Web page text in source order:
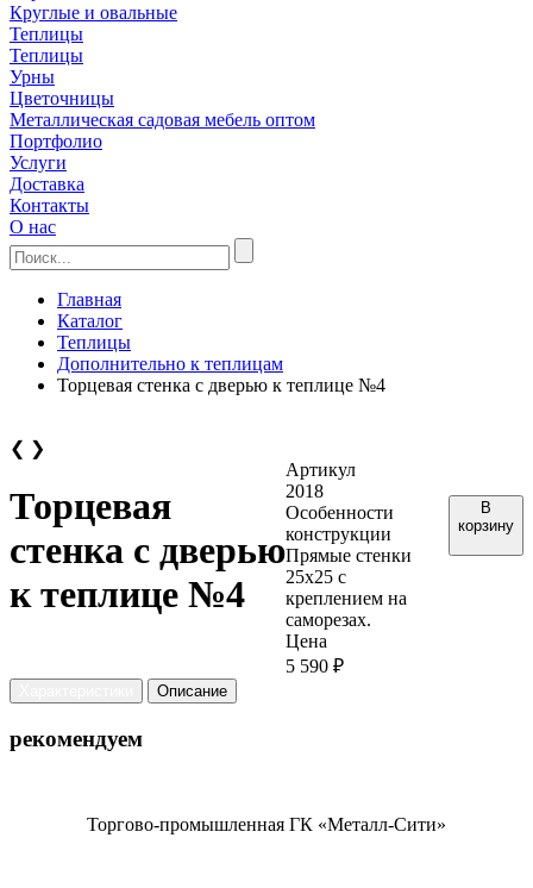
Круглые и овальные
Теплицы
Теплицы
Урны
Цветочницы
Металлическая садовая мебель оптом
Портфолио
Услуги
Доставка
Контакты
О нас
Главная
Каталог
Теплицы
Дополнительно к теплицам
Торцевая стенка с дверью к теплице №4
❮ ❯
Торцевая
стенка с дверью
к теплице №4
Артикул
2018
Особенности
конструкции
Прямые стенки
25х25 с
креплением на
саморезах.
Цена
5 590 ₽
В
корзину
Описание
рекомендуем
Торгово-промышленная ГК «Металл-Сити»